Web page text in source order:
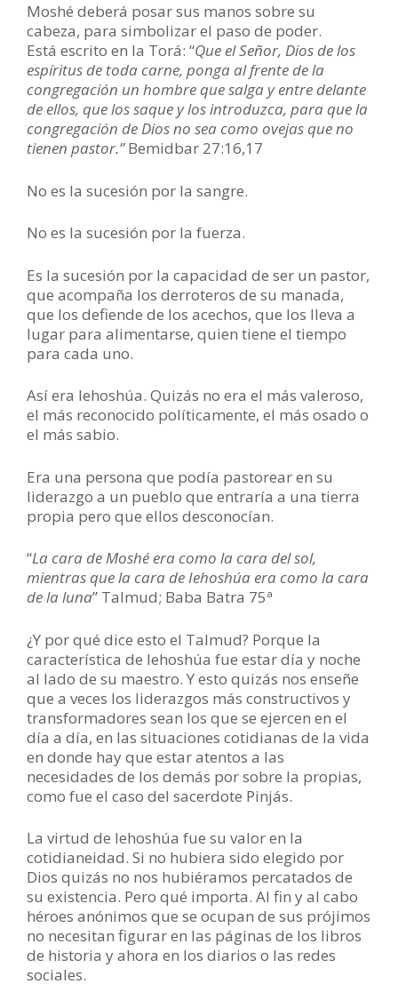
Moshé deberá posar sus manos sobre su
cabeza, para simbolizar el paso de poder.
Está escrito en la Torá: “Que el Señor, Dios de los
espíritus de toda carne, ponga al frente de la
congregación un hombre que salga y entre delante
de ellos, que los saque y los introduzca, para que la
congregación de Dios no sea como ovejas que no
tienen pastor.”Bemidbar 27:16,17
No es la sucesión por la sangre.
No es la sucesión por la fuerza.
Es la sucesión por la capacidad de ser un pastor,
que acompaña los derroteros de su manada,
que los defiende de los acechos, que los lleva a
lugar para alimentarse, quien tiene el tiempo
para cada uno.
Así era Iehoshúa. Quizás no era el más valeroso,
el más reconocido políticamente, el más osado o
el más sabio.
Era una persona que podía pastorear en su
liderazgo a un pueblo que entraría a una tierra
propia pero que ellos desconocían.
“La cara de Moshé era como la cara del sol,
mientras que la cara de Iehoshúa era como la cara
de la luna” Talmud; Baba Batra 75ª
¿Y por qué dice esto el Talmud? Porque la
característica de Iehoshúa fue estar día y noche
al lado de su maestro. Y esto quizás nos enseñe
que a veces los liderazgos más constructivos y
transformadores sean los que se ejercen en el
día a día, en las situaciones cotidianas de la vida
en donde hay que estar atentos a las
necesidades de los demás por sobre la propias,
como fue el caso del sacerdote Pinjás.
La virtud de Iehoshúa fue su valor en la
cotidianeidad. Si no hubiera sido elegido por
Dios quizás no nos hubiéramos percatados de
su existencia. Pero qué importa. Al fin y al cabo
héroes anónimos que se ocupan de sus prójimos
no necesitan figurar en las páginas de los libros
de historia y ahora en los diarios o las redes
sociales.